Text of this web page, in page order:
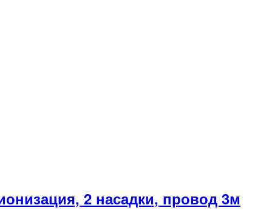
2 насадки, провод 3м